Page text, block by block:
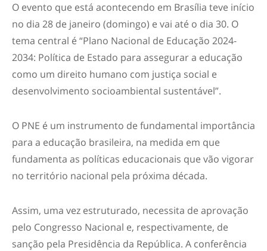
O evento que está acontecendo em Brasília teve início
no dia 28 de janeiro (domingo) e vai até o dia 30. O
tema central é “Plano Nacional de Educação 2024-
2034: Política de Estado para assegurar a educação
como um direito humano com justiça social e
desenvolvimento socioambiental sustentável”.
O PNE é um instrumento de fundamental importância
para a educação brasileira, na medida em que
fundamenta as políticas educacionais que vão vigorar
no território nacional pela próxima década.
Assim, uma vez estruturado, necessita de aprovação
pelo Congresso Nacional e, respectivamente, de
sanção pela Presidência da República. A conferência